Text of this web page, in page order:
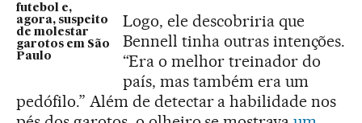
futebol e,
agora, suspeito
de molestar
garotos em São
Paulo
Logo, ele descobriria que
Bennell tinha outras intenções.
“Era o melhor treinador do
país, mas também era um
pedófilo.” Além de detectar a habilidade nos